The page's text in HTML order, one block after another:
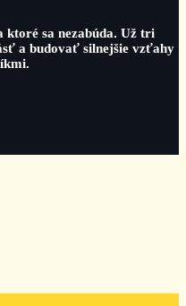
ktoré sa nezabúda. Už tri
a budovať silnejšie vzťahy